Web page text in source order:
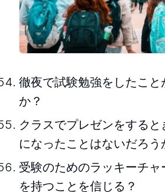
徹夜で試験勉強をしたこと
か？
クラスでプレゼンをすると
になったことはないだろう
受験のためのラッキーチャ
を持つことを信じる？